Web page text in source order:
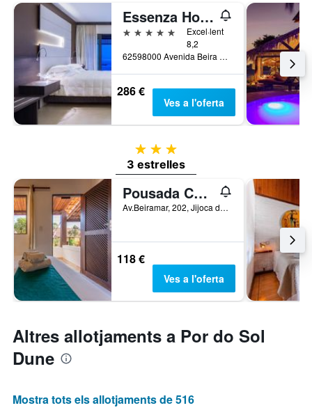
Essenza Hotel
5 estrelles
Excel·lent
8,2
62598000 Avenida Beira Mar Jericoacoara, Brazil, Jijoca de Jericoacoara, Brasil
286 €
Ves a l'oferta
3 estrelles
3 estrelles
Pousada Capitao Thomaz
Av.Beiramar, 202, Jijoca de Jericoacoara, Brasil
118 €
Ves a l'oferta
Altres allotjaments a Por do Sol
Dune
Mostra tots els allotjaments de 516